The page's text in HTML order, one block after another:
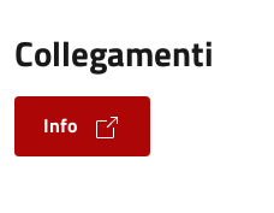
Collegamenti
Info